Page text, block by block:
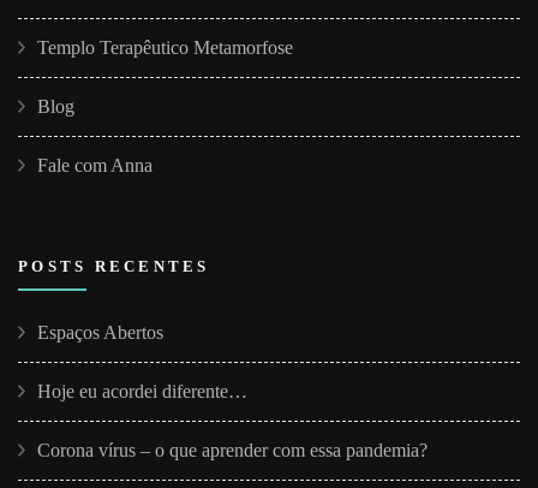
Templo Terapêutico Metamorfose
Blog
Fale com Anna
POSTS RECENTES
Espaços Abertos
Hoje eu acordei diferente…
Corona vírus – o que aprender com essa pandemia?